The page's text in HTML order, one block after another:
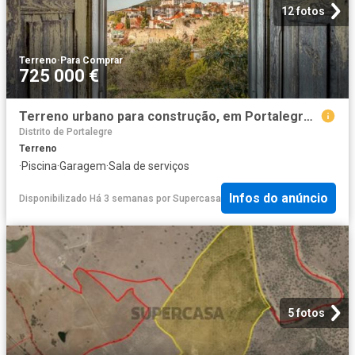
12 fotos
Terreno·Para Comprar
725 000 €
Terreno urbano para construção, em Portalegre, Alentejo
Distrito de Portalegre
Terreno
·Piscina·Garagem·Sala de serviços
Disponibilizado Há 3 semanas por Supercasa Infos do anúncio
5 fotos